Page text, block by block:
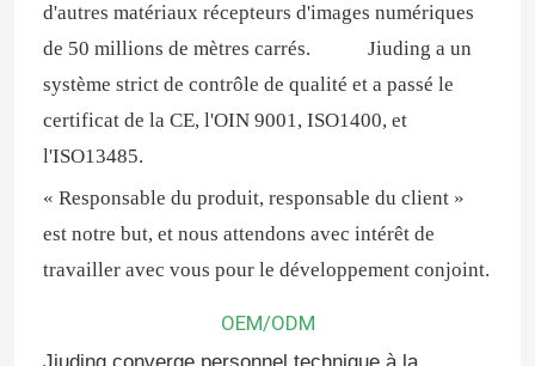
d'autres matériaux récepteurs d'images numériques
de 50 millions de mètres carrés. Jiuding a un
système strict de contrôle de qualité et a passé le
certificat de la CE, l'OIN 9001, ISO1400, et
l'ISO13485.
« Responsable du produit, responsable du client »
est notre but, et nous attendons avec intérêt de
travailler avec vous pour le développement conjoint.
OEM/ODM